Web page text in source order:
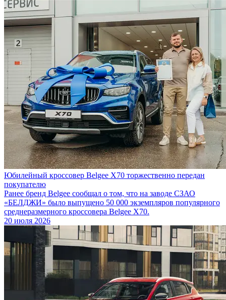
Юбилейный кроссовер Belgee X70 торжественно передан
покупателю
Ранее бренд Belgee сообщал о том, что на заводе СЗАО
«БЕЛДЖИ» было выпущено 50 000 экземпляров популярного
среднеразмерного кроссовера Belgee X70.
20 июля 2026